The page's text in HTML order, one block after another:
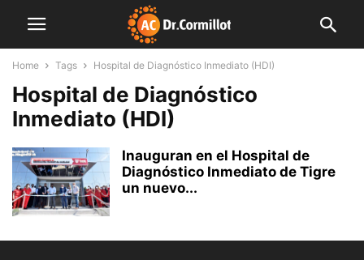
Home Tags Hospital de Diagnóstico Inmediato (HDI)
Hospital de Diagnóstico
Inmediato (HDI)
Inauguran en el Hospital de
Diagnóstico Inmediato de Tigre
un nuevo...